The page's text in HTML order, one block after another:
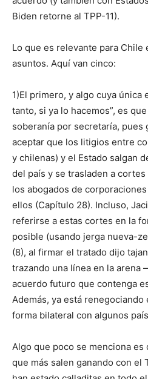
Biden retorne al TPP-11).
Lo que es relevante para Chile
asuntos. Aquí van cinco:
1)El primero, y algo cuya única
tanto, si ya lo hacemos”, es
soberanía por secretaría, pues
aceptar que los litigios entre
y chilenas) y el Estado salgan
del país y se trasladen a
los abogados de
ellos (Capítulo 28). Incluso,
referirse a estas cortes en la
posible (usando jerga nueva-
(8), al firmar el tratado dijo
trazando una línea en la
acuerdo futuro que contenga
Además, ya está
forma bilateral con algunos
Algo que poco se menciona es
que más salen ganando con el